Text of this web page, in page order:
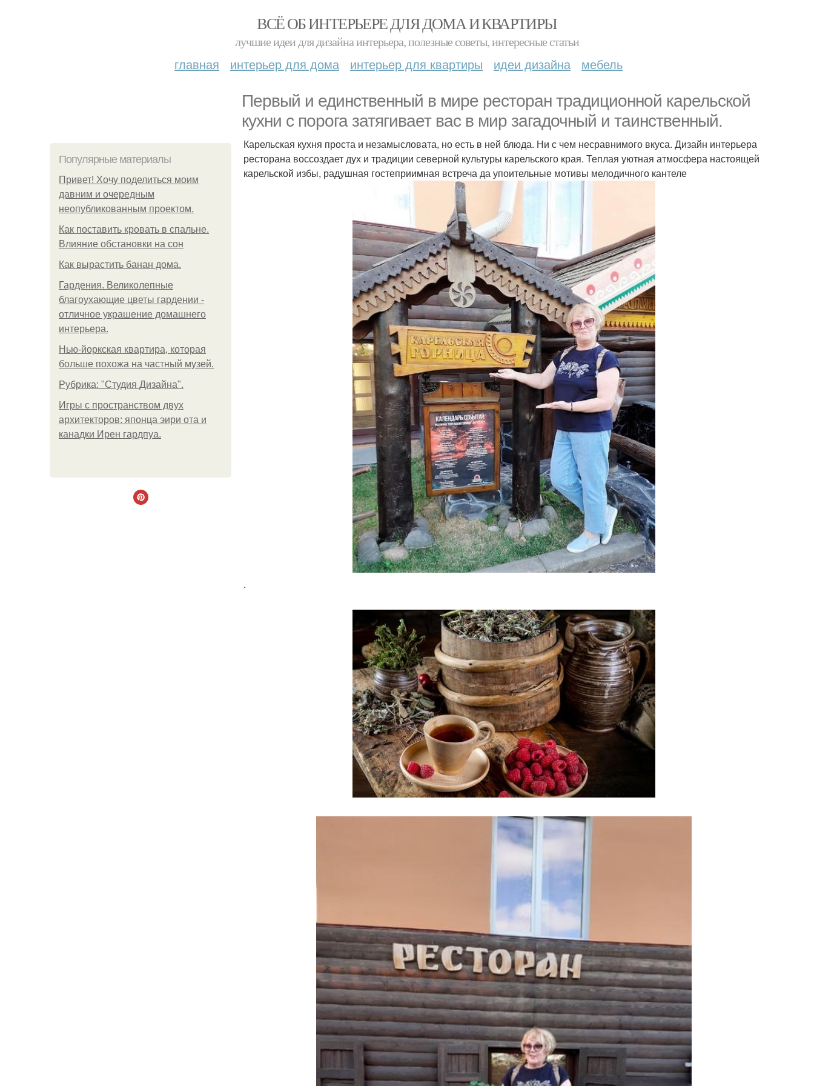
ВСЁ ОБ ИНТЕРЬЕРЕ ДЛЯ ДОМА И КВАРТИРЫ
лучшие идеи для дизайна интерьера, полезные советы, интересные статьи
главная интерьер для дома интерьер для квартиры идеи дизайна мебель
Первый и единственный в мире ресторан традиционной карельской
кухни с порога затягивает вас в мир загадочный и таинственный.
Популярные материалы
Привет! Хочу поделиться моим
давним и очередным
неопубликованным проектом.
Как поставить кровать в спальне.
Влияние обстановки на сон
Как вырастить банан дома.
Гардения. Великолепные
благоухающие цветы гардении -
отличное украшение домашнего
интерьера.
Нью-йоркская квартира, которая
больше похожа на частный музей.
Рубрика: "Студия Дизайна".
Игры с пространством двух
архитекторов: японца эири ота и
канадки Ирен гардпуа.
Карельская кухня проста и незамысловата, но есть в ней блюда. Ни с чем несравнимого вкуса. Дизайн интерьера
ресторана воссоздает дух и традиции северной культуры карельского края. Теплая уютная атмосфера настоящей
карельской избы, радушная гостеприимная встреча да упоительные мотивы мелодичного кантеле
.